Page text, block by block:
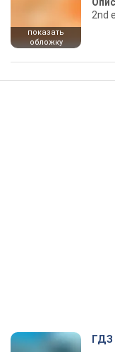
показать
обложку
2nd
ГДЗ